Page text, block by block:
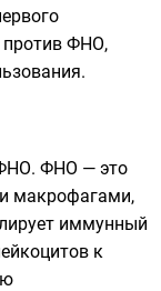
против ФНО,
ФНО. ФНО — это
и макрофагами,
иммунный
к